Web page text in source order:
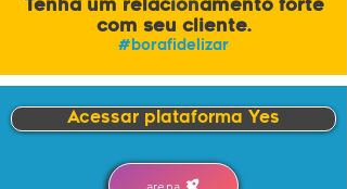
Tenha um relacionamento forte
com seu cliente.
#borafidelizar
Acessar plataforma Yes
arena